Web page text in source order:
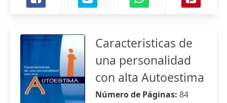
Caracteristicas de
una personalidad
con alta Autoestima
Número de Páginas: 84